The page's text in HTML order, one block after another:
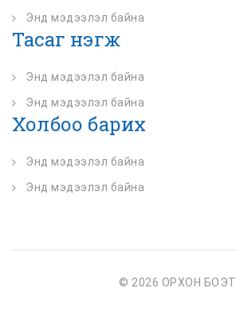
Энд мэдээлэл байна
Тасаг нэгж
Энд мэдээлэл байна
Энд мэдээлэл байна
Холбоо барих
Энд мэдээлэл байна
Энд мэдээлэл байна
© 2026 ОРХОН БОЭТ.